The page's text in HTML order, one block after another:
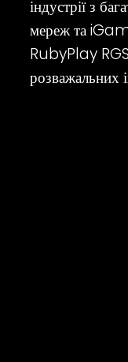
індустрії з
мереж та
RubyPlay
розважальних